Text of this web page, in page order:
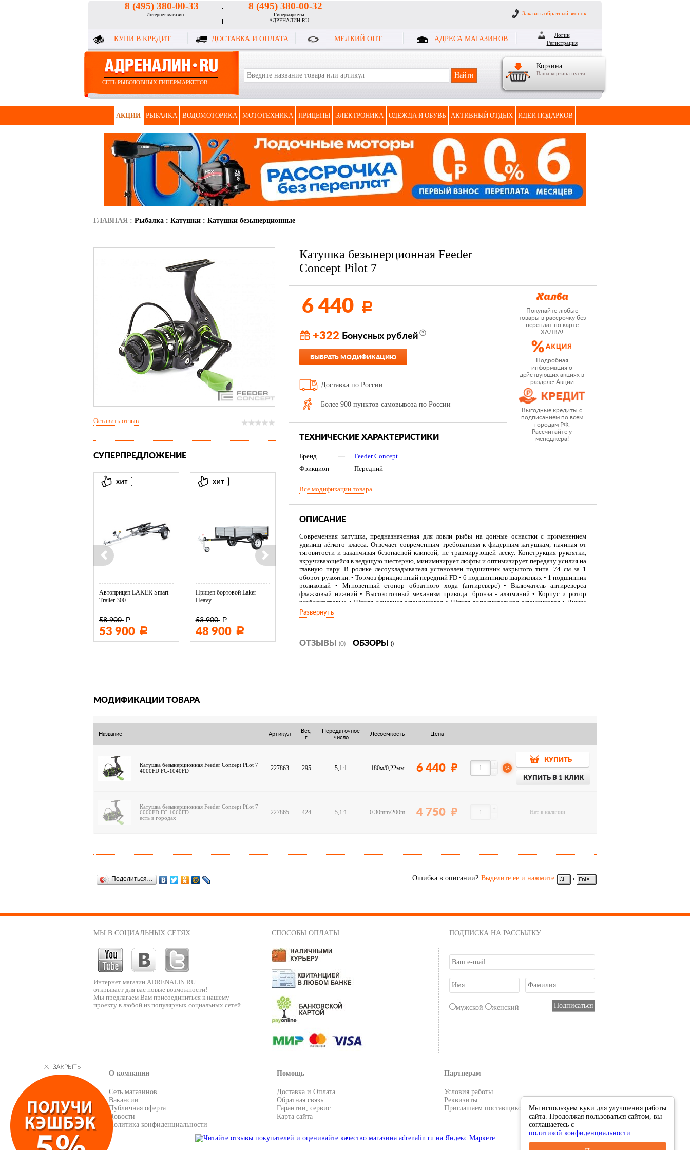
8 (495) 380-00-33
Интернет-магазин
8 (495) 380-00-32
Гипермаркеты
АДРЕНАЛИН.RU
Заказать обратный звонок
КУПИ В КРЕДИТ ДОСТАВКА И ОПЛАТА МЕЛКИЙ ОПТ АДРЕСА МАГАЗИНОВ
Логин
Регистрация
Корзина
Ваша корзина пуста
СЕТЬ РЫБОЛОВНЫХ ГИПЕРМАРКЕТОВ
АКЦИИ РЫБАЛКА ВОДОМОТОРИКА МОТОТЕХНИКА ПРИЦЕПЫ ЭЛЕКТРОНИКА ОДЕЖДА И ОБУВЬ АКТИВНЫЙ ОТДЫХ ИДЕИ ПОДАРКОВ
ГЛАВНАЯ : Рыбалка : Катушки : Катушки безынерционные
Катушка безынерционная Feeder
Concept Pilot 7
6 440 Р
+322 Бонусных рублей
ВЫБРАТЬ МОДИФИКАЦИЮ
Доставка по России
Более 900 пунктов самовывоза по России
ТЕХНИЧЕСКИЕ ХАРАКТЕРИСТИКИ
Бренд —
Feeder Concept
Фрикцион
— Передний
Все модификации товара
Покупайте любые
товары в рассрочку без
переплат по карте
ХАЛВА!
Подробная
информация о
действующих акциях в
разделе: Акции
Выгодные кредиты с
подписанием по всем
городам РФ.
Рассчитайте у
менеджера!
ОПИСАНИЕ
Современная катушка, предназначенная для ловли рыбы на донные оснастки с применением
удилищ лёгкого класса. Отвечает современным требованиям к фидерным катушкам, начиная от
тяговитости и заканчивая безопасной клипсой, не травмирующей леску. Конструкция рукоятки,
вкручивающейся в ведущую шестерню, минимизирует люфты и оптимизирует передачу усилия на
главную пару. В ролике лесоукладывателя установлен подшипник закрытого типа. 74 см за 1
оборот рукоятки. • Тормоз фрикционный передний FD • 6 подшипников шариковых • 1 подшипник
роликовый • Мгновенный стопор обратного хода (антиреверс) • Включатель антиреверса
флажковый нижний • Высокоточный механизм привода: бронза - алюминий • Корпус и ротор
карбопластовые • Шпуля основная алюминиевая • Шпуля дополнительная алюминиевая • Дужка
лесоукладывателя полая прочная (облегченная) • Ролик лесоукладывателя конусный увеличенный
(противозакручиватель) • Рукоятка: - вкручивается в ведущую шестерню - под левую/правую руку
• Ручка (кноб) эргономичная из резины Высококачественная балансировка
Развернуть
ОТЗЫВЫ (0) ОБЗОРЫ ()
Оставить отзыв
СУПЕРПРЕДЛОЖЕНИЕ
Автоприцеп LAKER Smart
Trailer 300 ...
58 900 Р
53 900 Р
Прицеп бортовой Laker
Heavy ...
53 900 Р
48 900 Р
Тент LAKER с каркасом для
11 600
Тент LAKER с каркасом для
...
19 500
Тент LAKER с каркасом для
...
9 700
Тент LAKER с каркасом для
...
18 200
МОДИФИКАЦИИ ТОВАРА
Название Артикул
Вес,
г
Передаточное
число
Лесоемкость Цена
Катушка безынерционная Feeder Concept Pilot 7
4000FD FC-1040FD
227863 295 5,1:1 180м/0,22мм 6 440 -
+
%
КУПИТЬ
КУПИТЬ В 1 КЛИК
Катушка безынерционная Feeder Concept Pilot 7
6000FD FC-1060FD
есть в городах
227865 424 5,1:1 0.30mm/200m 4 750 -
+
Нет в наличии
Ошибка в описании? Выделите ее и нажмите
Поделиться…
МЫ В СОЦИАЛЬНЫХ СЕТЯХ
Интернет магазин ADRENALIN.RU
открывает для вас новые возможности!
Мы предлагаем Вам присоединиться к нашему
проекту в любой из популярных социальных сетей.
СПОСОБЫ ОПЛАТЫ ПОДПИСКА НА РАССЫЛКУ
мужской женский
О компании
Сеть магазинов
Вакансии
Публичная оферта
Новости
Политика конфиденциальности
Помощь
Доставка и Оплата
Обратная связь
Гарантии, сервис
Карта сайта
Партнерам
Условия работы
Реквизиты
Приглашаем поставщиков
Мы используем куки для улучшения работы
сайта. Продолжая пользоваться сайтом, вы
соглашаетесь с
политикой конфиденциальности.